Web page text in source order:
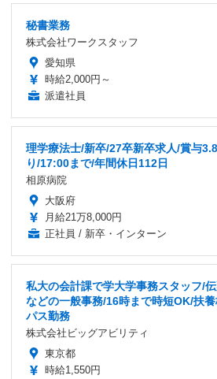
秘書業務
株式会社ワークスタッフ
愛知県
時給2,000円～
派遣社員
理学療法士/新卒/27卒新卒求人/賞与
り/17:00まで/年間休日112日
相原病院
大阪府
月給21万8,000円
正社員 / 新卒・インターン
私大の会計課で学大学事務スタッフ/
などの一般事務/16時まで時短OK/扶
パス勤務
株式会社ビッグアビリティ
東京都
時給1,550円